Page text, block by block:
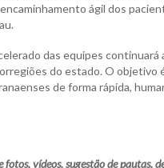
ágil dos
das equipes continuará
do estado. O objetivo
de forma rápida,
vídeos, sugestão de pautas,